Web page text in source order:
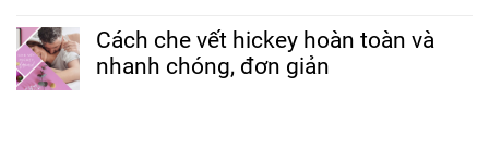
Cách che vết hickey hoàn toàn và
nhanh chóng, đơn giản